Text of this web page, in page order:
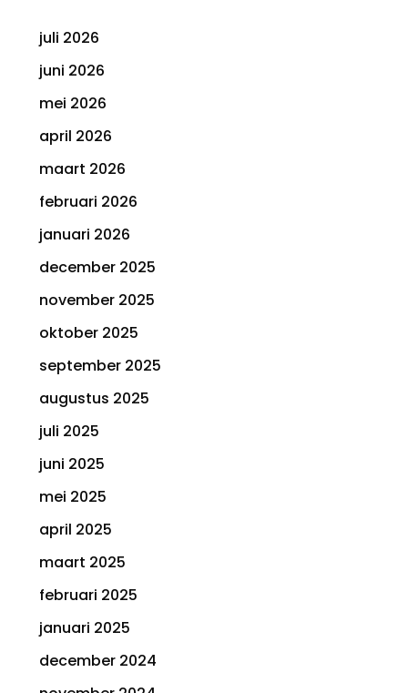
juli 2026
juni 2026
mei 2026
april 2026
maart 2026
februari 2026
januari 2026
december 2025
november 2025
oktober 2025
september 2025
augustus 2025
juli 2025
juni 2025
mei 2025
april 2025
maart 2025
februari 2025
januari 2025
december 2024